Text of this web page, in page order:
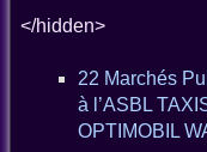
</hidden>
22 Marchés
à l’ASBL
OPTIMOBIL